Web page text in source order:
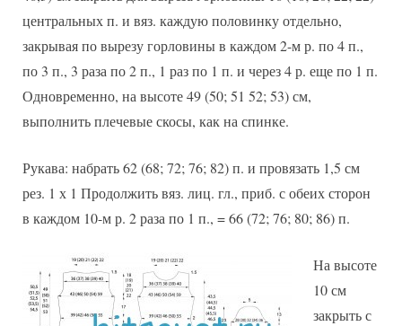
центральных п. и вяз. каждую половинку отдельно,
закрывая по вырезу горловины в каждом 2-м р. по 4 п.,
по 3 п., 3 раза по 2 п., 1 раз по 1 п. и через 4 р. еще по 1 п.
Одновременно, на высоте 49 (50; 51 52; 53) см,
выполнить плечевые скосы, как на спинке.
Рукава: набрать 62 (68; 72; 76; 82) п. и провязать 1,5 см
рез. 1 х 1 Продолжить вяз. лиц. гл., приб. с обеих сторон
в каждом 10-м р. 2 раза по 1 п., = 66 (72; 76; 80; 86) п.
На высоте
10 см
закрыть с